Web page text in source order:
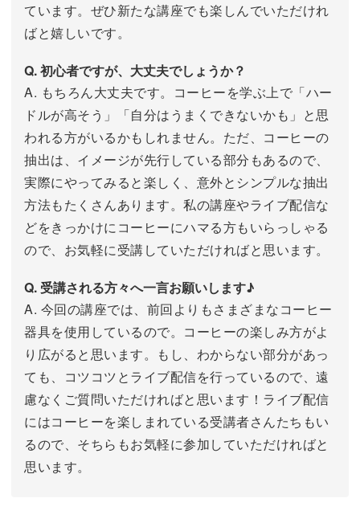
ています。ぜひ新たな講座でも楽しんでいただけれ
ばと嬉しいです。
Q. 初心者ですが、大丈夫でしょうか？
A. もちろん大丈夫です。コーヒーを学ぶ上で「ハー
ドルが高そう」「自分はうまくできないかも」と思
われる方がいるかもしれません。ただ、コーヒーの
抽出は、イメージが先行している部分もあるので、
実際にやってみると楽しく、意外とシンプルな抽出
方法もたくさんあります。私の講座やライブ配信な
どをきっかけにコーヒーにハマる方もいらっしゃる
ので、お気軽に受講していただければと思います。
Q. 受講される方々へ一言お願いします♪
A. 今回の講座では、前回よりもさまざまなコーヒー
器具を使用しているので。コーヒーの楽しみ方がよ
り広がると思います。もし、わからない部分があっ
ても、コツコツとライブ配信を行っているので、遠
慮なくご質問いただければと思います！ライブ配信
にはコーヒーを楽しまれている受講者さんたちもい
るので、そちらもお気軽に参加していただければと
思います。